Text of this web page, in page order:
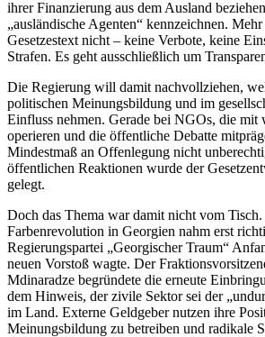
ihrer Finanzierung aus dem Ausland
„ausländische Agenten“ kennzeichnen.
Gesetzestext nicht – keine Verbote, keine
Strafen. Es geht ausschließlich um
Die Regierung will damit nachvollziehen,
politischen Meinungsbildung und im
Einfluss nehmen. Gerade bei NGOs, die mit
operieren und die öffentliche Debatte
Mindestmaß an Offenlegung nicht
öffentlichen Reaktionen wurde der
gelegt.
Doch das Thema war damit nicht vom
Farbenrevolution in Georgien nahm erst
Regierungspartei „Georgischer Traum“
neuen Vorstoß wagte. Der
Mdinaradze begründete die erneute
dem Hinweis, der zivile Sektor sei der
im Land. Externe Geldgeber nutzen ihre
Meinungsbildung zu betreiben und radikale